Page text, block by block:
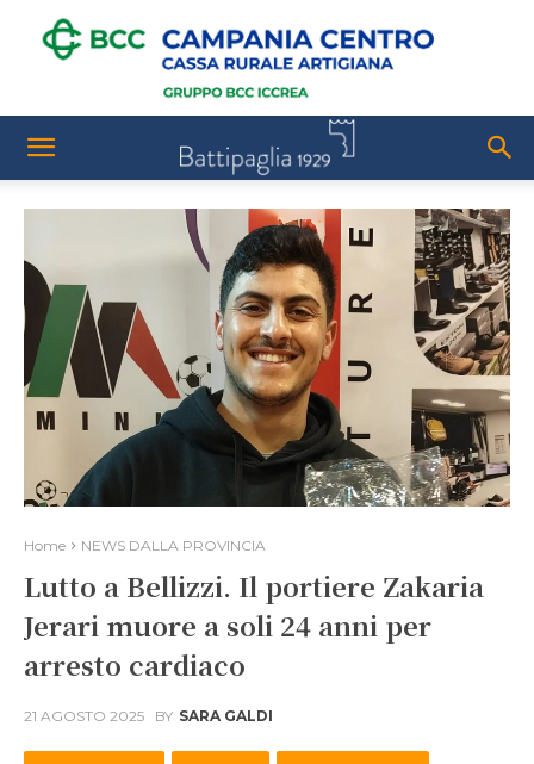
Home NEWS DALLA PROVINCIA
Lutto a Bellizzi. Il portiere Zakaria
Jerari muore a soli 24 anni per
arresto cardiaco
21 AGOSTO 2025 BY SARA GALDI